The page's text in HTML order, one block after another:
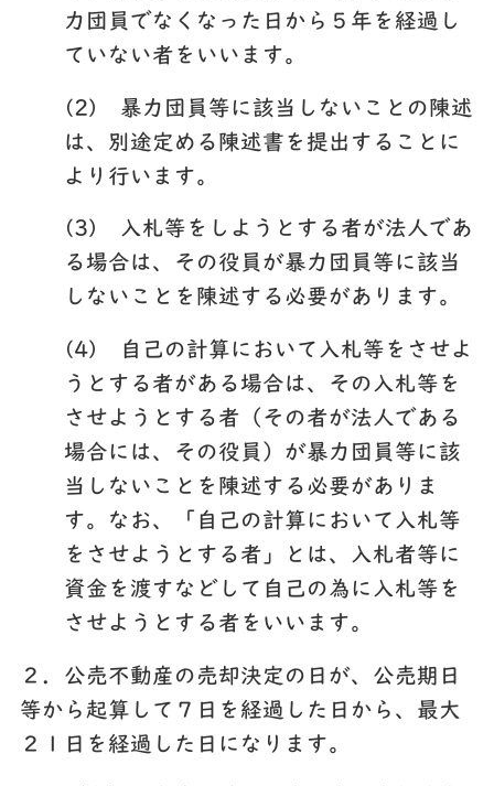
力団員でなくなった日から５年を経過し
ていない者をいいます。
(2) 暴力団員等に該当しないことの陳述
は、別途定める陳述書を提出することに
より行います。
(3) 入札等をしようとする者が法人であ
る場合は、その役員が暴力団員等に該当
しないことを陳述する必要があります。
(4) 自己の計算において入札等をさせよ
うとする者がある場合は、その入札等を
させようとする者（その者が法人である
場合には、その役員）が暴力団員等に該
当しないことを陳述する必要がありま
す。なお、「自己の計算において入札等
をさせようとする者」とは、入札者等に
資金を渡すなどして自己の為に入札等を
させようとする者をいいます。
２．公売不動産の売却決定の日が、公売期日
等から起算して７日を経過した日から、最大
２１日を経過した日になります。